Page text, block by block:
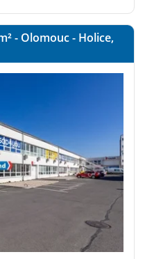
- Olomouc - Holice,